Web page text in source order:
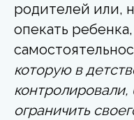
родителей или,
опекать
которую в
контролировали,
ограничить